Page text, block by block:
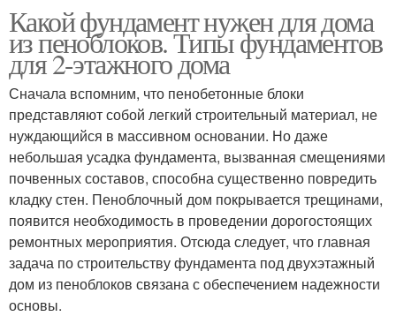
Какой фундамент нужен для дома
из пеноблоков. Типы фундаментов
для 2-этажного дома
Сначала вспомним, что пенобетонные блоки
представляют собой легкий строительный материал, не
нуждающийся в массивном основании. Но даже
небольшая усадка фундамента, вызванная смещениями
почвенных составов, способна существенно повредить
кладку стен. Пеноблочный дом покрывается трещинами,
появится необходимость в проведении дорогостоящих
ремонтных мероприятия. Отсюда следует, что главная
задача по строительству фундамента под двухэтажный
дом из пеноблоков связана с обеспечением надежности
основы.